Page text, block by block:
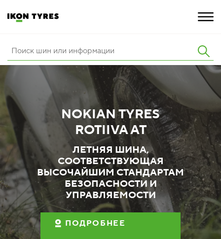
ШИНЫ
ИННОВАЦИИ
РАСШИРЕННАЯ ГАРАНТИЯ
О КОМПАНИИ
КАРЬЕРА
ПОКУПКА И АКЦИИ
NOKIAN TYRES
ROTIIVA AT
ЛЕТНЯЯ ШИНА,
СООТВЕТСТВУЮЩАЯ
ВЫСОЧАЙШИМ СТАНДАРТАМ
БЕЗОПАСНОСТИ И
УПРАВЛЯЕМОСТИ
ПОДРОБНЕЕ